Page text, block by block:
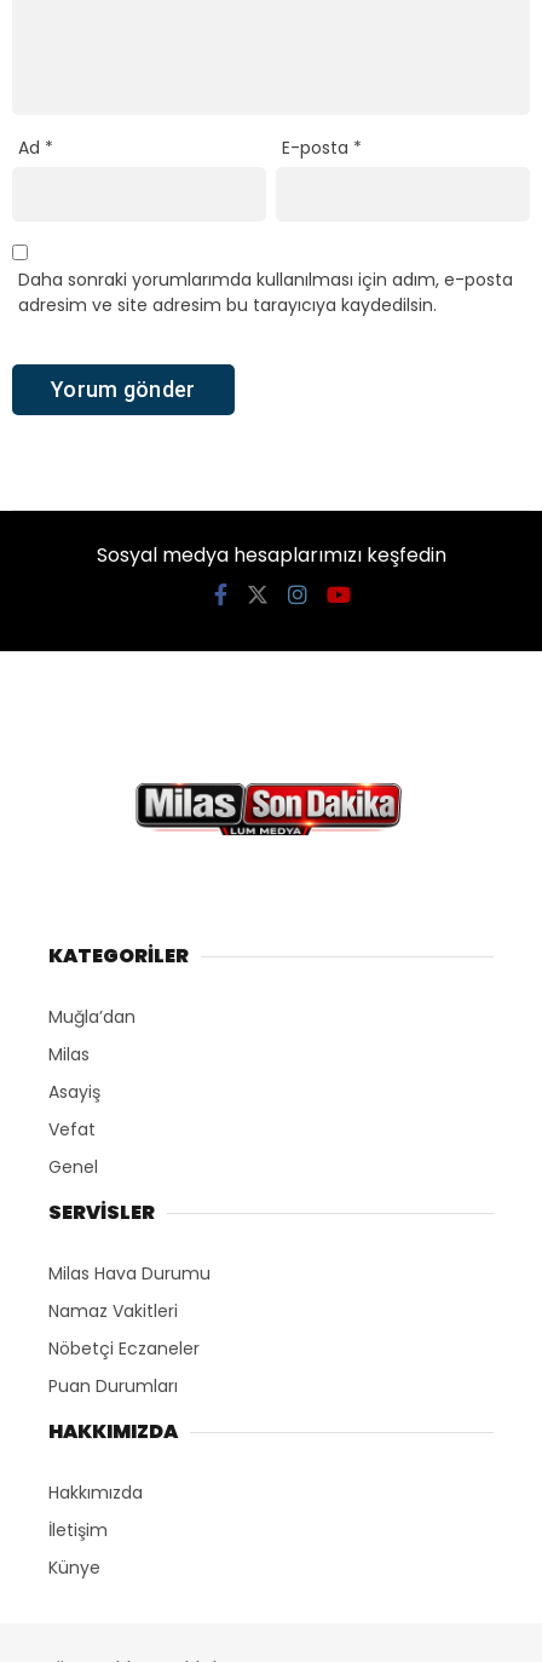
Ad * E-posta *
Daha sonraki yorumlarımda kullanılması için adım, e-posta
adresim ve site adresim bu tarayıcıya kaydedilsin.
Sosyal medya hesaplarımızı keşfedin
KATEGORİLER
Muğla’dan
Milas
Asayiş
Vefat
Genel
SERVİSLER
Milas Hava Durumu
Namaz Vakitleri
Nöbetçi Eczaneler
Puan Durumları
HAKKIMIZDA
Hakkımızda
İletişim
Künye